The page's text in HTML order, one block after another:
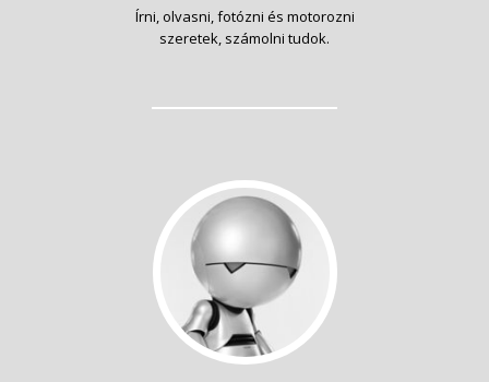
Írni, olvasni, fotózni és motorozni
szeretek, számolni tudok.